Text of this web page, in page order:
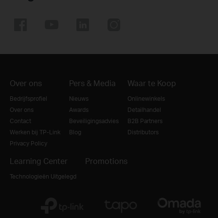
Over ons
Bedrijfsprofiel
Over ons
Contact
Werken bij TP-Link
Privacy Policy
Pers & Media
Nieuws
Awards
Beveiligingsadvies
Blog
Waar te Koop
Onlinewinkels
Detailhandel
B2B Partners
Distributors
Learning Center
Technologieën Uitgelegd
Promotions